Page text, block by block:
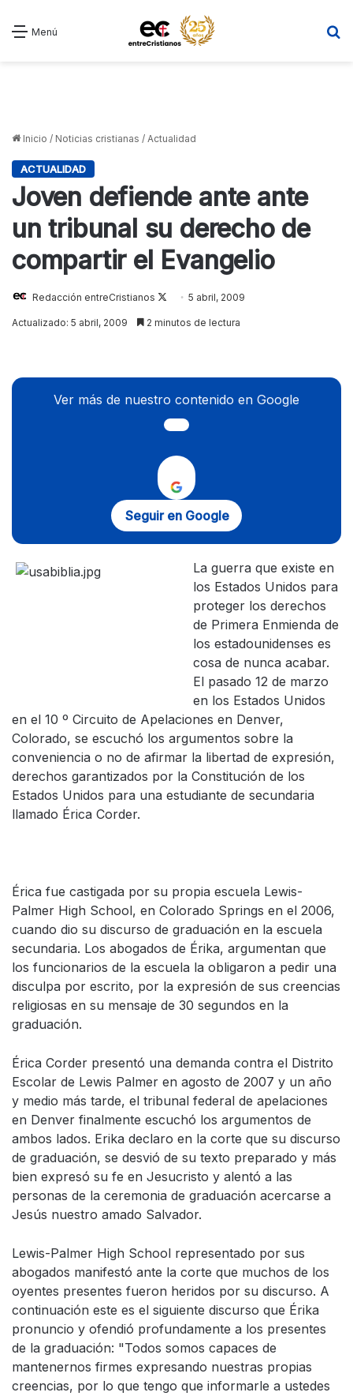
Menú
Inicio / Noticias cristianas / Actualidad
ACTUALIDAD
Joven defiende ante ante
un tribunal su derecho de
compartir el Evangelio
Redacción entreCristianos
Follow
on
5 abril, 2009
Actualizado: 5 abril, 2009 2 minutos de lectura
Ver más de nuestro contenido en Google
Seguir en Google
La guerra que existe en
los Estados Unidos para
proteger los derechos
de Primera Enmienda de
los estadounidenses es
cosa de nunca acabar.
El pasado 12 de marzo
en los Estados Unidos
en el 10 º Circuito de Apelaciones en Denver,
Colorado, se escuchó los argumentos sobre la
conveniencia o no de afirmar la libertad de expresión,
derechos garantizados por la Constitución de los
Estados Unidos para una estudiante de secundaria
llamado Érica Corder.
Érica fue castigada por su propia escuela Lewis-
Palmer High School, en Colorado Springs en el 2006,
cuando dio su discurso de graduación en la escuela
secundaria. Los abogados de Érika, argumentan que
los funcionarios de la escuela la obligaron a pedir una
disculpa por escrito, por la expresión de sus creencias
religiosas en su mensaje de 30 segundos en la
graduación.
Érica Corder presentó una demanda contra el Distrito
Escolar de Lewis Palmer en agosto de 2007 y un año
y medio más tarde, el tribunal federal de apelaciones
en Denver finalmente escuchó los argumentos de
ambos lados. Erika declaro en la corte que su discurso
de graduación, se desvió de su texto preparado y más
bien expresó su fe en Jesucristo y alentó a las
personas de la ceremonia de graduación acercarse a
Jesús nuestro amado Salvador.
Lewis-Palmer High School representado por sus
abogados manifestó ante la corte que muchos de los
oyentes presentes fueron heridos por su discurso. A
continuación este es el siguiente discurso que Érika
pronuncio y ofendió profundamente a los presentes
de la graduación: "Todos somos capaces de
mantenernos firmes expresando nuestras propias
creencias, por lo que tengo que informarle a ustedes